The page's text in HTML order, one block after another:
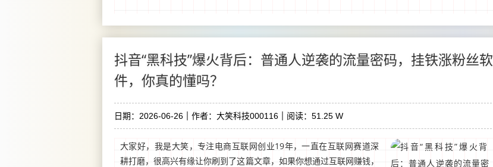
抖音“黑科技”爆火背后：普通人逆袭的流量密码，挂铁涨粉丝软
件，你真的懂吗？
日期：2026-06-26 作者：大笑科技000116 阅读：51.25 W
大家好，我是大笑，专注电商互联网创业19年，一直在互联网赛道深
耕打磨，很高兴有缘让你刷到了这篇文章，如果你想通过互联网赚钱，